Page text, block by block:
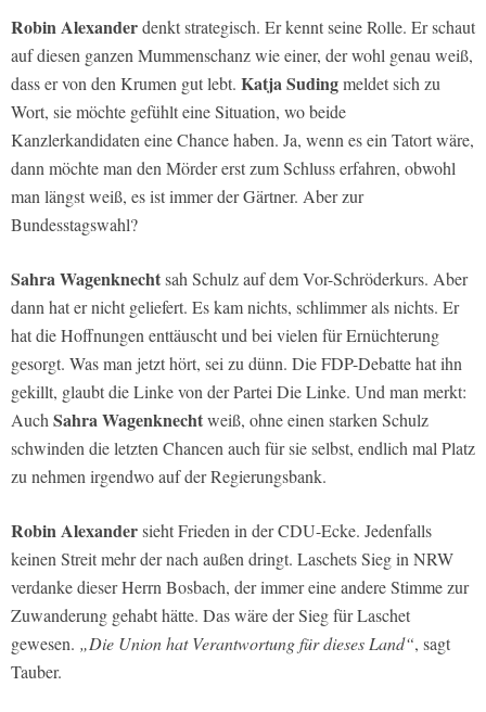
Robin Alexanderdenkt strategisch. Er kennt seine Rolle. Er schaut
auf diesen ganzen Mummenschanz wie einer, der wohl genau weiß,
dass er von den Krumen gut lebt. Katja Sudingmeldet sich zu
Wort, sie möchte gefühlt eine Situation, wo beide
Kanzlerkandidaten eine Chance haben. Ja, wenn es ein Tatort wäre,
dann möchte man den Mörder erst zum Schluss erfahren, obwohl
man längst weiß, es ist immer der Gärtner. Aber zur
Bundesstagswahl?
Sahra Wagenknechtsah Schulz auf dem Vor-Schröderkurs. Aber
dann hat er nicht geliefert. Es kam nichts, schlimmer als nichts. Er
hat die Hoffnungen enttäuscht und bei vielen für Ernüchterung
gesorgt. Was man jetzt hört, sei zu dünn. Die FDP-Debatte hat ihn
gekillt, glaubt die Linke von der Partei Die Linke. Und man merkt:
Auch Sahra Wagenknechtweiß, ohne einen starken Schulz
schwinden die letzten Chancen auch für sie selbst, endlich mal Platz
zu nehmen irgendwo auf der Regierungsbank.
Robin Alexandersieht Frieden in der CDU-Ecke. Jedenfalls
keinen Streit mehr der nach außen dringt. Laschets Sieg in NRW
verdanke dieser Herrn Bosbach, der immer eine andere Stimme zur
Zuwanderung gehabt hätte. Das wäre der Sieg für Laschet
gewesen. „Die Union hat Verantwortung für dieses Land“, sagt
Tauber.